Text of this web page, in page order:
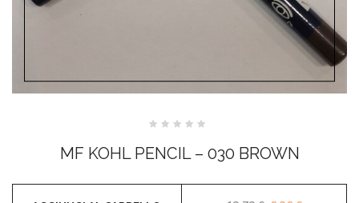
su
5
MF KOHL PENCIL – 030 BROWN